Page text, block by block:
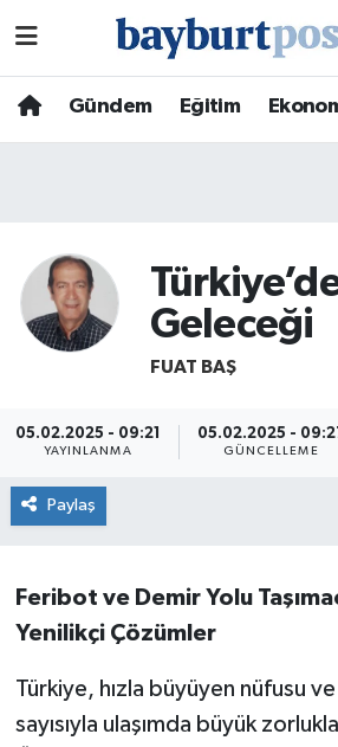
Gündem Eğitim
Geleceği
FUAT BAŞ
05.02.2025 - 09:21
YAYINLANMA
05.02.2025 -
GÜNCELLEME
Paylaş
Feribot ve Demir Yolu
Yenilikçi Çözümler
Türkiye, hızla büyüyen nüfusu
sayısıyla ulaşımda büyük
Trafik Durumu
Süper Lig Puan Durumu ve
Son Dakika Haberleri
Haber Arşivi